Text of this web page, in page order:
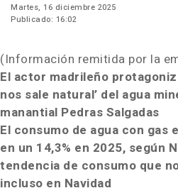
Martes, 16 diciembre 2025
Publicado: 16:02
(Información remitida por la
El actor madrileño
nos sale natural’ del agua
manantial Pedras Salgadas
El consumo de agua con gas
en un 14,3% en 2025, según
tendencia de consumo que
incluso en Navidad